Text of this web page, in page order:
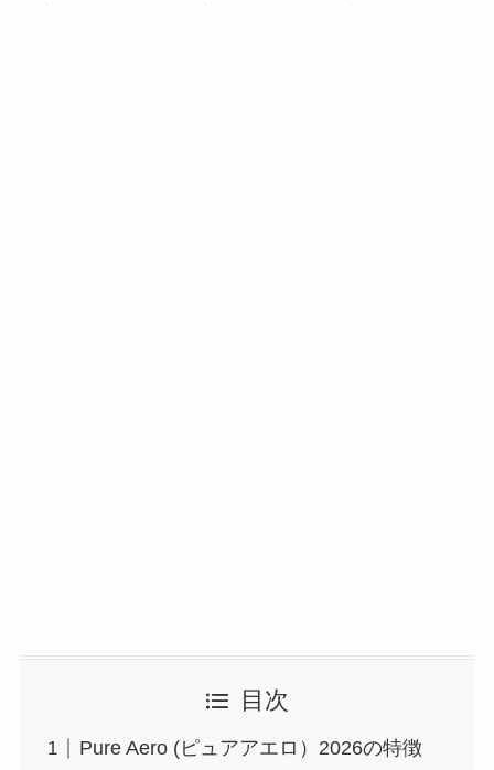
目次
Pure Aero (ピュアアエロ）2026の特徴